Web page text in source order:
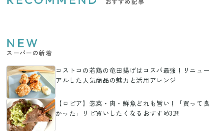
NEW
スーパーの新着
コストコの若鶏の竜田揚げはコスパ最強！リニュー
アルした人気商品の魅力と活用アレンジ
【ロピア】惣菜・肉・鮮魚どれも旨い！「買って良
かった」リピ買いしたくなるおすすめ3選